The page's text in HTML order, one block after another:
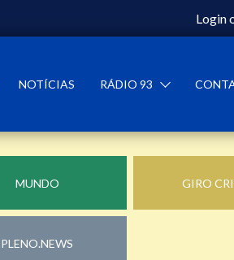
Login
NOTÍCIAS RÁDIO 93
MUNDO GIRO
PLENO.NEWS